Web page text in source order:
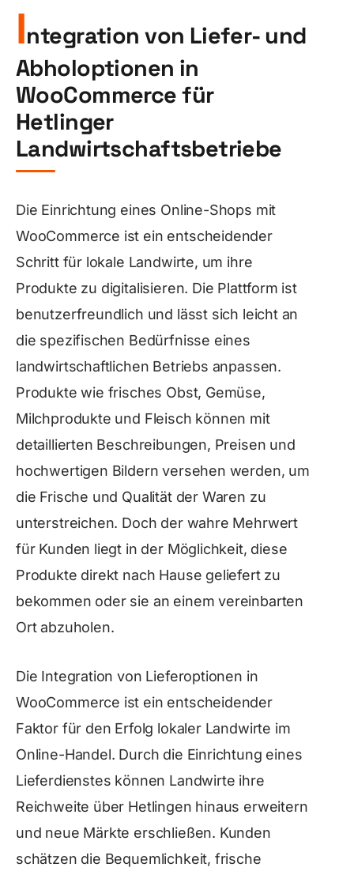
Integration von Liefer- und
Abholoptionen in
WooCommerce für
Hetlinger
Landwirtschaftsbetriebe
Die Einrichtung eines Online-Shops mit
WooCommerce ist ein entscheidender
Schritt für lokale Landwirte, um ihre
Produkte zu digitalisieren. Die Plattform ist
benutzerfreundlich und lässt sich leicht an
die spezifischen Bedürfnisse eines
landwirtschaftlichen Betriebs anpassen.
Produkte wie frisches Obst, Gemüse,
Milchprodukte und Fleisch können mit
detaillierten Beschreibungen, Preisen und
hochwertigen Bildern versehen werden, um
die Frische und Qualität der Waren zu
unterstreichen. Doch der wahre Mehrwert
für Kunden liegt in der Möglichkeit, diese
Produkte direkt nach Hause geliefert zu
bekommen oder sie an einem vereinbarten
Ort abzuholen.
Die Integration von Lieferoptionen in
WooCommerce ist ein entscheidender
Faktor für den Erfolg lokaler Landwirte im
Online-Handel. Durch die Einrichtung eines
Lieferdienstes können Landwirte ihre
Reichweite über Hetlingen hinaus erweitern
und neue Märkte erschließen. Kunden
schätzen die Bequemlichkeit, frische